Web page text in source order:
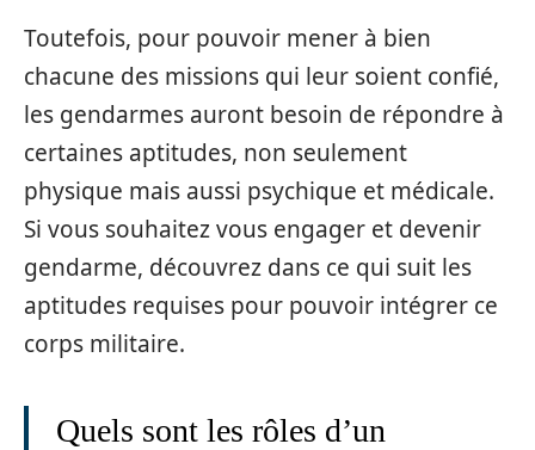
Toutefois, pour pouvoir mener à bien
chacune des missions qui leur soient confié,
les gendarmes auront besoin de répondre à
certaines aptitudes, non seulement
physique mais aussi psychique et médicale.
Si vous souhaitez vous engager et devenir
gendarme, découvrez dans ce qui suit les
aptitudes requises pour pouvoir intégrer ce
corps militaire.
Quels sont les rôles d’un